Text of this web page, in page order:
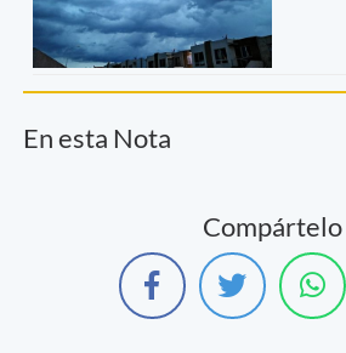
En esta Nota
Compártelo